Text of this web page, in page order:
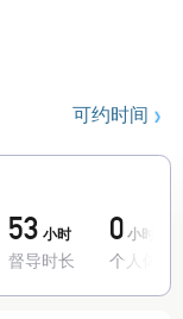
可约时间
53 小时
督导时长
0 小时
个人体验